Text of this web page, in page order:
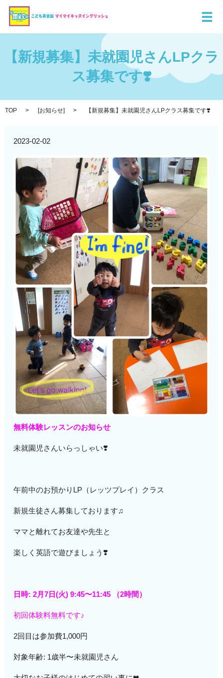
メ
【新規募集】未就園児さんLPクラ
ス募集です❣️
TOP [お知らせ] 【新規募集】未就園児さんLPクラス募集です❣️
2023-02-02
無料体験レッスンのお知らせ
未就園児さんいらっしゃい❣️
午前中のお預かりLP（レッツプレイ）クラス
新規生徒さん募集しております♫
ママと離れてお友達や先生と
楽しく英語で遊びましょう❣️
日時: 2月7日(火) 9:45〜11:45 （2時間）
初回体験料無料です♪
2回目は参加費1,000円
対象年齢: 1歳半〜未就園児さん